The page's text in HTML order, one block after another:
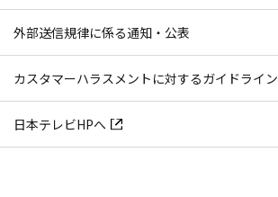
外部送信規律に係る通知・公表
カスタマーハラスメントに対するガイドライン
日本テレビHPへ